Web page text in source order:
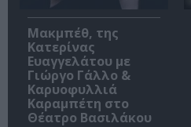
Μακμπέθ, της
Κατερίνας
Ευαγγελάτου με
Γιώργο Γάλλο &
Καρυοφυλλιά
Καραμπέτη στο
Θέατρο Βασιλάκου